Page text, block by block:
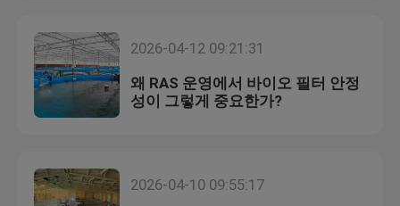
2026-04-12 09:21:31
왜 RAS 운영에서 바이오 필터 안정
성이 그렇게 중요한가?
2026-04-10 09:55:17